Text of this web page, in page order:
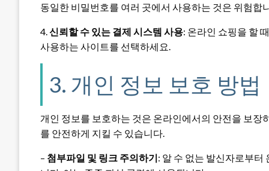
동일한 비밀번호를 여러 곳에서 사용하는 것은 위험합
4.신뢰할 수 있는 결제 시스템 사용: 온라인 쇼핑을 할
사용하는 사이트를 선택하세요.
3. 개인 정보 보호 방법
개인 정보를 보호하는 것은 온라인에서의 안전을 보
를 안전하게 지킬 수 있습니다.
– 첨부파일 및 링크 주의하기: 알 수 없는 발신자로부터